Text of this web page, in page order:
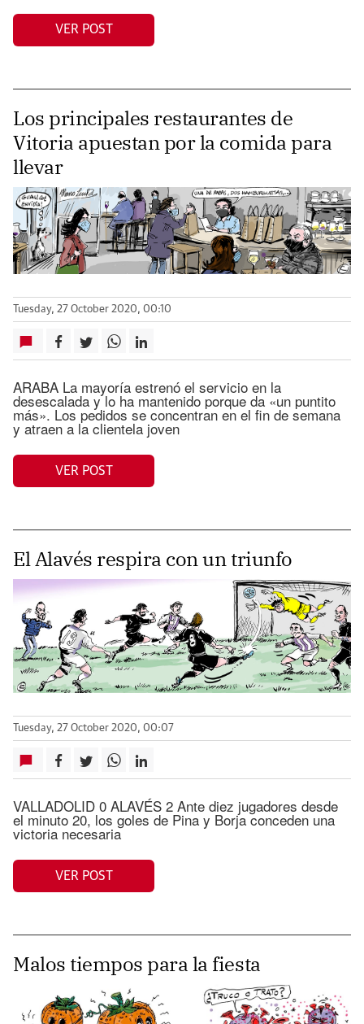
VER POST
Los principales restaurantes de
Vitoria apuestan por la comida para
llevar
Tuesday, 27 October 2020, 00:10
ARABA La mayoría estrenó el servicio en la
desescalada y lo ha mantenido porque da «un puntito
más». Los pedidos se concentran en el fin de semana
y atraen a la clientela joven
VER POST
El Alavés respira con un triunfo
Tuesday, 27 October 2020, 00:07
VALLADOLID 0 ALAVÉS 2 Ante diez jugadores desde
el minuto 20, los goles de Pina y Borja conceden una
victoria necesaria
VER POST
Malos tiempos para la fiesta